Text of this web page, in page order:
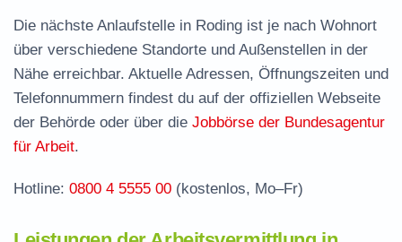
Termin vereinbaren und Bürgergeld beantragen
Jobcenter Cham – zuständige Stelle
Stellenangebote und Jobbörse in Roding
Häufige Fragen rund ums Jobcenter
Die nächste Anlaufstelle in Roding ist je nach Wohnort
über verschiedene Standorte und Außenstellen in der
Nähe erreichbar. Aktuelle Adressen, Öffnungszeiten und
Telefonnummern findest du auf der offiziellen Webseite
der Behörde oder über die Jobbörse der Bundesagentur
für Arbeit.
Hotline: 0800 4 5555 00 (kostenlos, Mo–Fr)